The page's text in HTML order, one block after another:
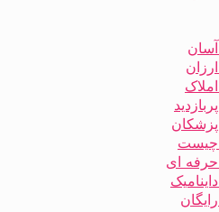
چیست
ای